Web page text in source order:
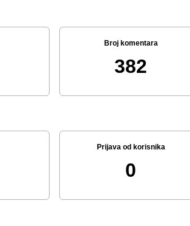
Broj komentara
382
Prijava od korisnika
0